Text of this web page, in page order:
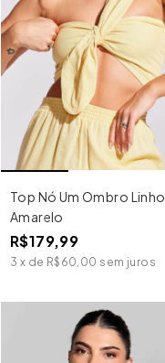
Top Nó Um Ombro Linho
Amarelo
R$179,99
3 x de R$60,00 sem juros